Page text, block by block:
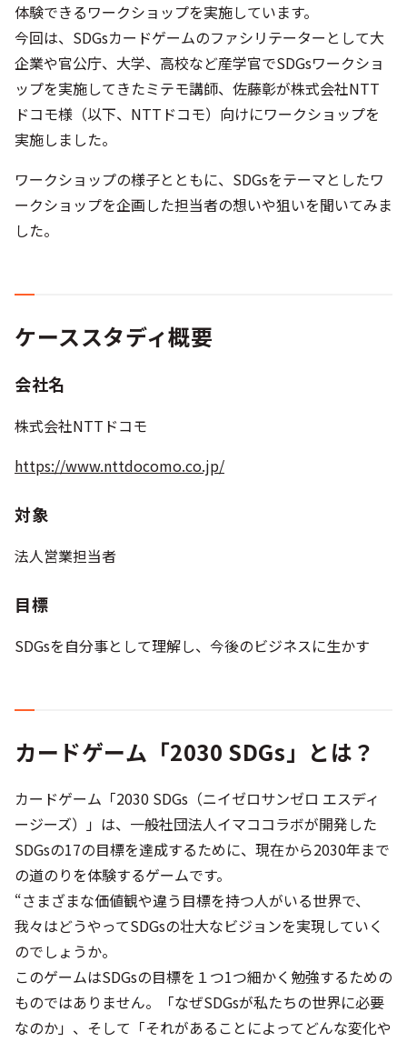
体験できるワークショップを実施しています。
今回は、SDGsカードゲームのファシリテーターとして大
企業や官公庁、大学、高校など産学官でSDGsワークショ
ップを実施してきたミテモ講師、佐藤彰が株式会社NTT
ドコモ様（以下、NTTドコモ）向けにワークショップを
実施しました。
ワークショップの様子とともに、SDGsをテーマとしたワ
ークショップを企画した担当者の想いや狙いを聞いてみま
した。
ケーススタディ概要
会社名
株式会社NTTドコモ
https://www.nttdocomo.co.jp/
対象
法人営業担当者
目標
SDGsを自分事として理解し、今後のビジネスに生かす
カードゲーム「2030 SDGs」とは？
カードゲーム「2030 SDGs（ニイゼロサンゼロ エスディ
ージーズ）」は、一般社団法人イマココラボが開発した
SDGsの17の目標を達成するために、現在から2030年まで
の道のりを体験するゲームです。
“さまざまな価値観や違う目標を持つ人がいる世界で、
我々はどうやってSDGsの壮大なビジョンを実現していく
のでしょうか。
このゲームはSDGsの目標を１つ1つ細かく勉強するための
ものではありません。「なぜSDGsが私たちの世界に必要
なのか」、そして「それがあることによってどんな変化や